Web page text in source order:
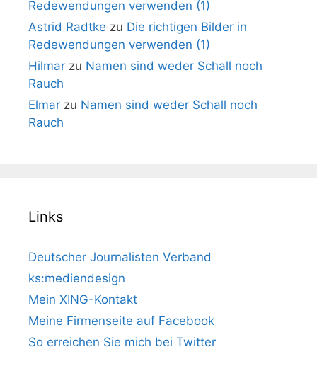
Redewendungen verwenden (1)
Astrid Radtke zu Die richtigen Bilder in
Redewendungen verwenden (1)
Hilmar zu Namen sind weder Schall noch
Rauch
Elmar zu Namen sind weder Schall noch
Rauch
Links
Deutscher Journalisten Verband
ks:mediendesign
Mein XING-Kontakt
Meine Firmenseite auf Facebook
So erreichen Sie mich bei Twitter